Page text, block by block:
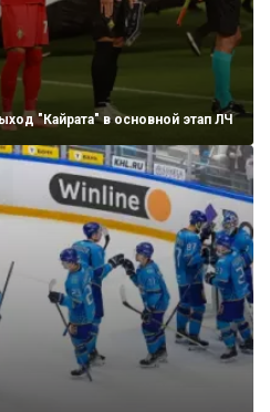
"Кайрата" в основной этап ЛЧ